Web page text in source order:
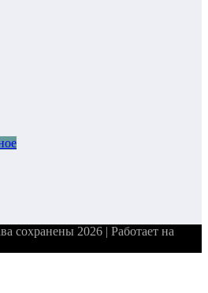
сохранены 2026 | Работает на